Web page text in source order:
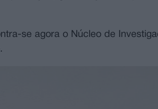
se agora o Núcleo de